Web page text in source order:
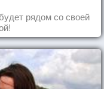
рядом со своей